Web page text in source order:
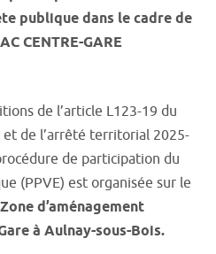
publique dans le cadre de
CENTRE-GARE
de l’article L123-19 du
de l’arrêté territorial 2025-
de participation du
(PPVE) est organisée sur le
d’aménagement
à Aulnay-sous-Bois.